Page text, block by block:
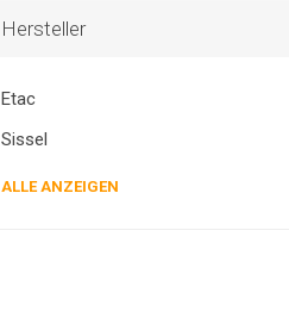
Hersteller
Etac
Sissel
ALLE ANZEIGEN